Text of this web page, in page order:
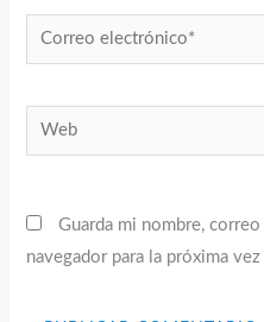
Correo
electrónico*
Web
Guarda mi nombre,
navegador para la próxima